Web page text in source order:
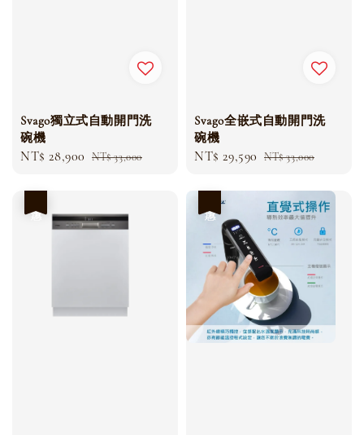
Svago獨立式自動開門洗
碗機
Sale
NT$ 28,900 Regular
NT$ 33,000
Svago全嵌式自動開門洗
碗機
Sale
NT$ 29,590 Regular
NT$ 33,000